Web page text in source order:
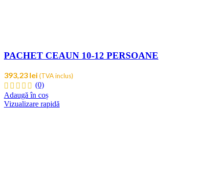
PACHET CEAUN 10-12 PERSOANE
393,23 lei(TVA inclus)
(0)
Adaugă în coș
Vizualizare rapidă